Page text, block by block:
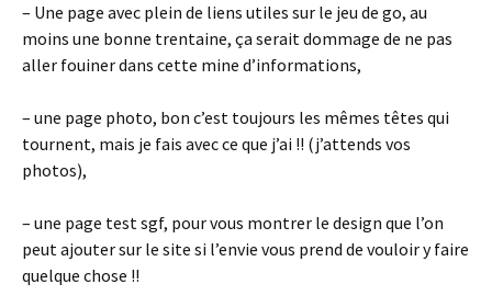
– Une page avec plein de liens utiles sur le jeu de go, au
moins une bonne trentaine, ça serait dommage de ne pas
aller fouiner dans cette mine d’informations,
– une page photo, bon c’est toujours les mêmes têtes qui
tournent, mais je fais avec ce que j’ai !! (j’attends vos
photos),
– une page test sgf, pour vous montrer le design que l’on
peut ajouter sur le site si l’envie vous prend de vouloir y faire
quelque chose !!